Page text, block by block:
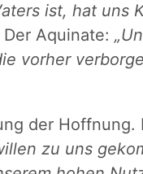
ist, hat uns
Aquinate:
vorher
der Hoffnung.
zu uns